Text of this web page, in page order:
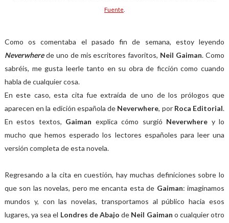
Fuente
Como os comentaba el pasado fin de semana, estoy leyendo
Neverwherede uno de mis escritores favoritos, Neil Gaiman. Como
sabréis, me gusta leerle tanto en su obra de ficción como cuando
habla de cualquier cosa.
En este caso, esta cita fue extraída de uno de los prólogos que
aparecen en la edición española de Neverwhere, por Roca Editorial.
En estos textos, Gaiman explica cómo surgió Neverwhere y lo
mucho que hemos esperado los lectores españoles para leer una
versión completa de esta novela.
Regresando a la cita en cuestión, hay muchas definiciones sobre lo
que son las novelas, pero me encanta esta de Gaiman: imaginamos
mundos y, con las novelas, transportamos al público hacia esos
lugares, ya sea el Londres de Abajo de Neil Gaiman o cualquier otro